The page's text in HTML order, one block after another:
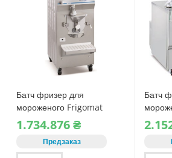
Батч фризер для
мороженого Frigomat
TWIN 35
комбинированный
1.734.876₴
Предзаказ
Батч